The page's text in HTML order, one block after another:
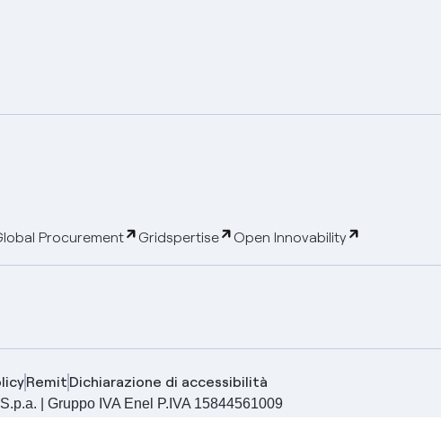
Procurement Gridspertise Open Innovability
Remit Dichiarazione di accessibilità
| Gruppo IVA Enel P.IVA 15844561009